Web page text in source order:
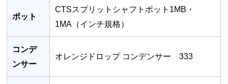
ポット
CTSスプリットシャフトポット1MB・
1MA（インチ規格）
コンデ
ンサー
オレンジドロップ コンデンサー 333